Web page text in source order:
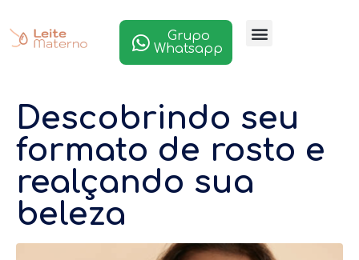
Grupo
Whatsapp
Descobrindo seu
formato de rosto e
realçando sua
beleza